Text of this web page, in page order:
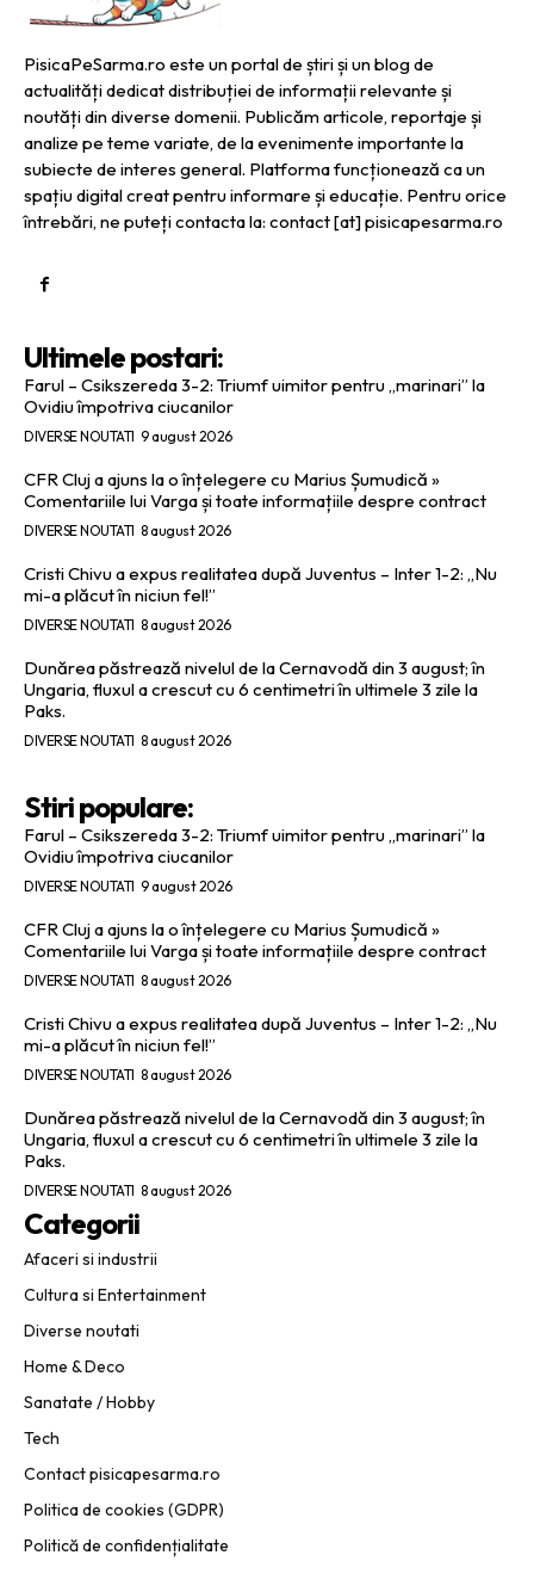
PisicaPeSarma.ro este un portal de știri și un blog de
actualități dedicat distribuției de informații relevante și
noutăți din diverse domenii. Publicăm articole, reportaje și
analize pe teme variate, de la evenimente importante la
subiecte de interes general. Platforma funcționează ca un
spațiu digital creat pentru informare și educație. Pentru orice
întrebări, ne puteți contacta la: contact [at] pisicapesarma.ro
Ultimele postari:
Farul – Csikszereda 3-2: Triumf uimitor pentru „marinari” la
Ovidiu împotriva ciucanilor
DIVERSE NOUTATI 9 august 2026
CFR Cluj a ajuns la o înțelegere cu Marius Șumudică »
Comentariile lui Varga și toate informațiile despre contract
DIVERSE NOUTATI 8 august 2026
Cristi Chivu a expus realitatea după Juventus – Inter 1-2: „Nu
mi-a plăcut în niciun fel!”
DIVERSE NOUTATI 8 august 2026
Dunărea păstrează nivelul de la Cernavodă din 3 august; în
Ungaria, fluxul a crescut cu 6 centimetri în ultimele 3 zile la
Paks.
DIVERSE NOUTATI 8 august 2026
Stiri populare:
Farul – Csikszereda 3-2: Triumf uimitor pentru „marinari” la
Ovidiu împotriva ciucanilor
DIVERSE NOUTATI 9 august 2026
CFR Cluj a ajuns la o înțelegere cu Marius Șumudică »
Comentariile lui Varga și toate informațiile despre contract
DIVERSE NOUTATI 8 august 2026
Cristi Chivu a expus realitatea după Juventus – Inter 1-2: „Nu
mi-a plăcut în niciun fel!”
DIVERSE NOUTATI 8 august 2026
Dunărea păstrează nivelul de la Cernavodă din 3 august; în
Ungaria, fluxul a crescut cu 6 centimetri în ultimele 3 zile la
Paks.
DIVERSE NOUTATI 8 august 2026
Categorii
Afaceri si industrii
Cultura si Entertainment
Diverse noutati
Home & Deco
Sanatate / Hobby
Tech
Contact pisicapesarma.ro
Politica de cookies (GDPR)
Politică de confidențialitate